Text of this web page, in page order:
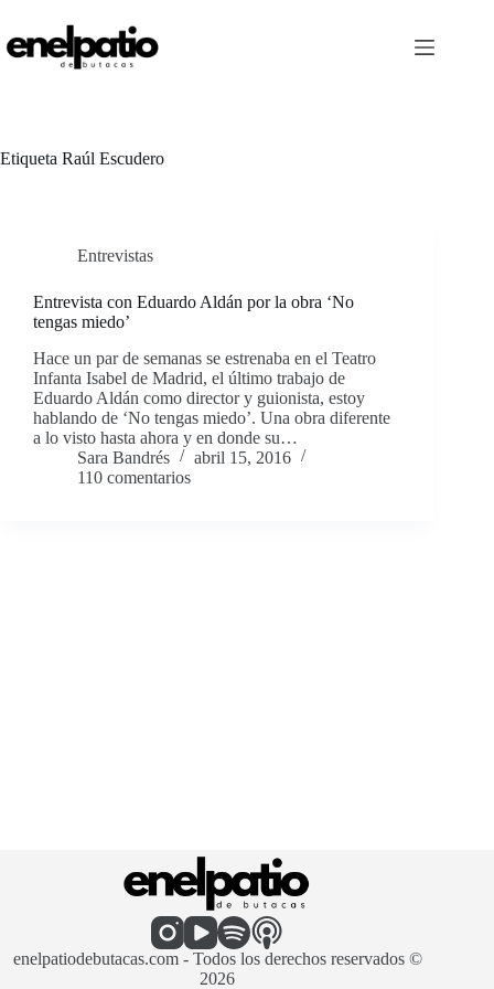
contenido
Etiqueta Raúl Escudero
Entrevistas
Entrevista con Eduardo Aldán por la obra ‘No
tengas miedo’
Hace un par de semanas se estrenaba en el Teatro
Infanta Isabel de Madrid, el último trabajo de
Eduardo Aldán como director y guionista, estoy
hablando de ‘No tengas miedo’. Una obra diferente
a lo visto hasta ahora y en donde su…
Sara Bandrés
abril 15, 2016
110 comentarios
enelpatiodebutacas.com - Todos los derechos reservados ©
2026